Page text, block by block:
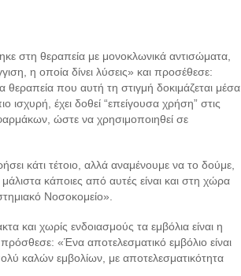
στη θεραπεία με μονοκλωνικά αντισώματα,
η οποία δίνει λύσεις» και προσέθεσε:
θεραπεία που αυτή τη στιγμή δοκιμάζεται μέσα
ισχυρή, έχει δοθεί “επείγουσα χρήση” στις
ώστε να χρησιμοποιηθεί σε
κάτι τέτοιο, αλλά αναμένουμε να το δούμε,
κάποιες από αυτές είναι και στη χώρα
Νοσοκομείο».
και χωρίς ενδοιασμούς τα εμβόλια είναι η
«Ένα αποτελεσματικό εμβόλιο είναι
καλών εμβολίων, με αποτελεσματικότητα